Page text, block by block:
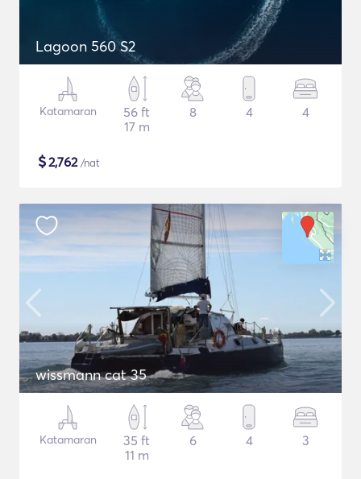
Lagoon 560 S2
Katamaran
56 ft
17 m
8 4 4
$2,762/nat
wissmann cat 35
Katamaran
35 ft
11 m
6 4 3